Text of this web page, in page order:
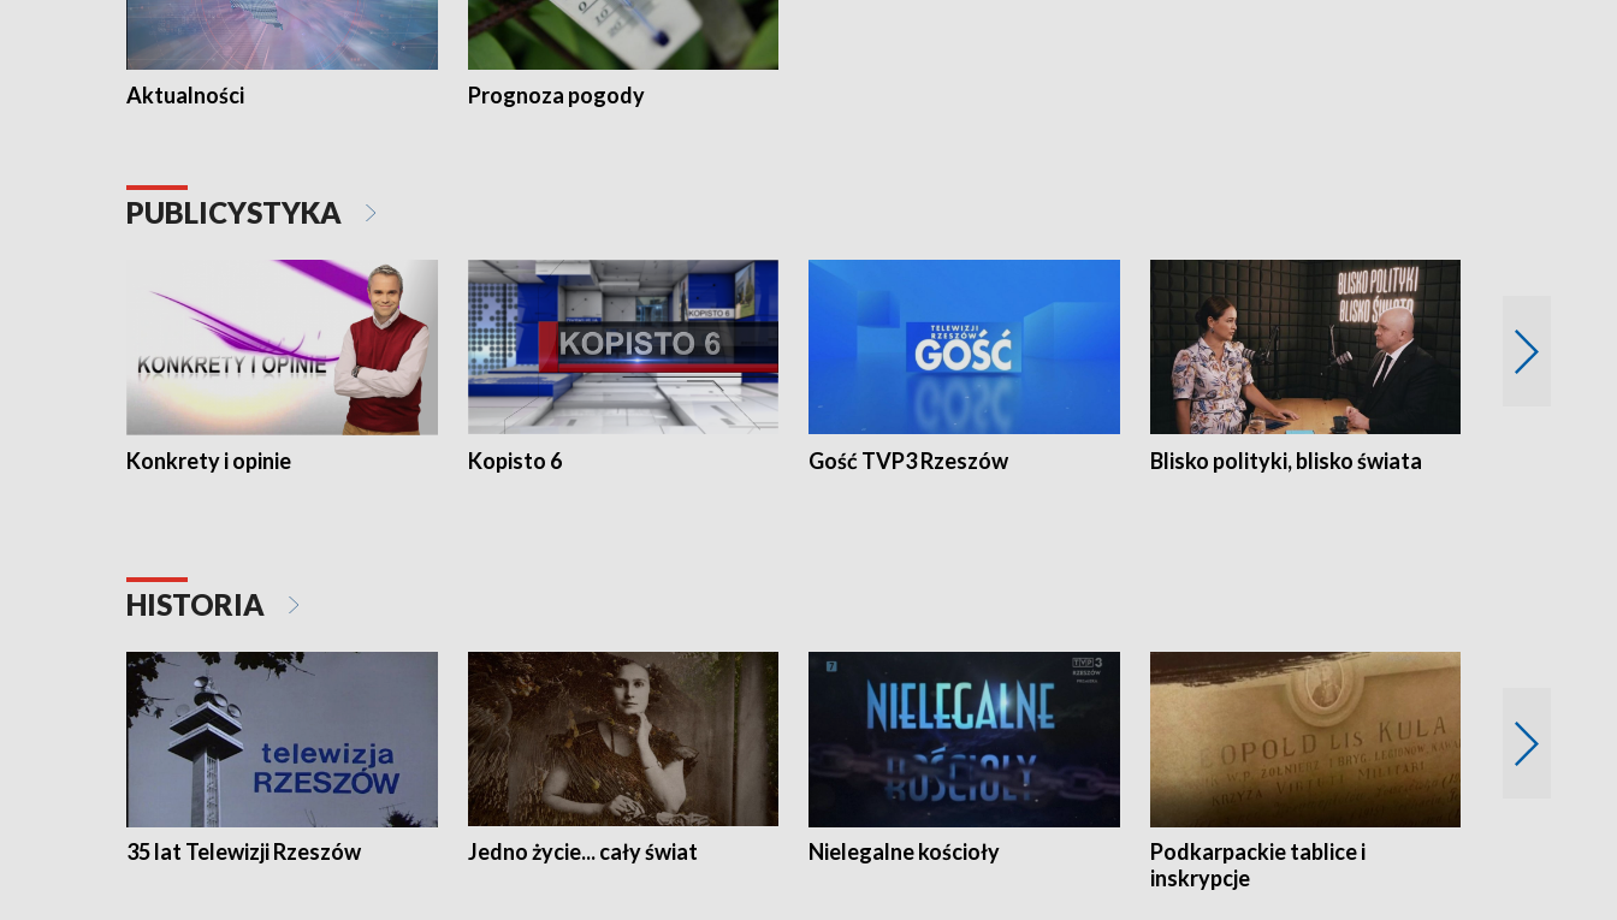
Aktualności Prognoza pogody
PUBLICYSTYKA
Konkrety i opinie Kopisto 6 Gość TVP3 Rzeszów Blisko polityki, blisko świata
HISTORIA
35 lat Telewizji Rzeszów Jedno życie... cały świat Nielegalne kościoły
Podkarpackie tablice i
inskrypcje